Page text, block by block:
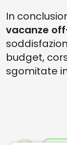
In
vacanze
budget,
sgomitate